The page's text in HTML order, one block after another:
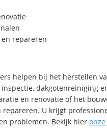
en repareren
helpen bij het herstellen
dakgotenreiniging
en renovatie of het
repareren. U krijgt
problemen. Bekijk hier